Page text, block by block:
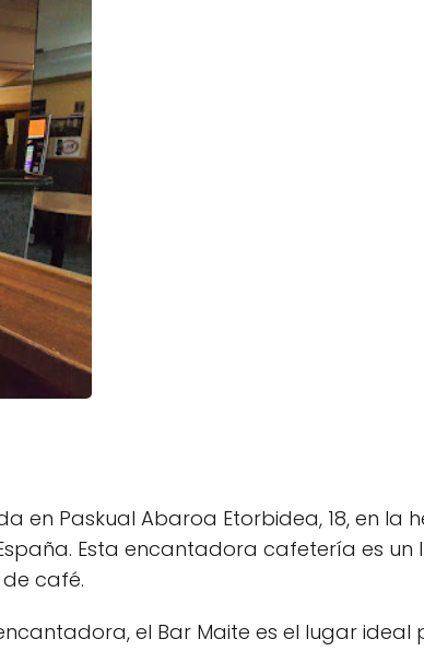
en Paskual Abaroa Etorbidea, 18, en la
Esta encantadora cafetería es
café.
el Bar Maite es el lugar ideal